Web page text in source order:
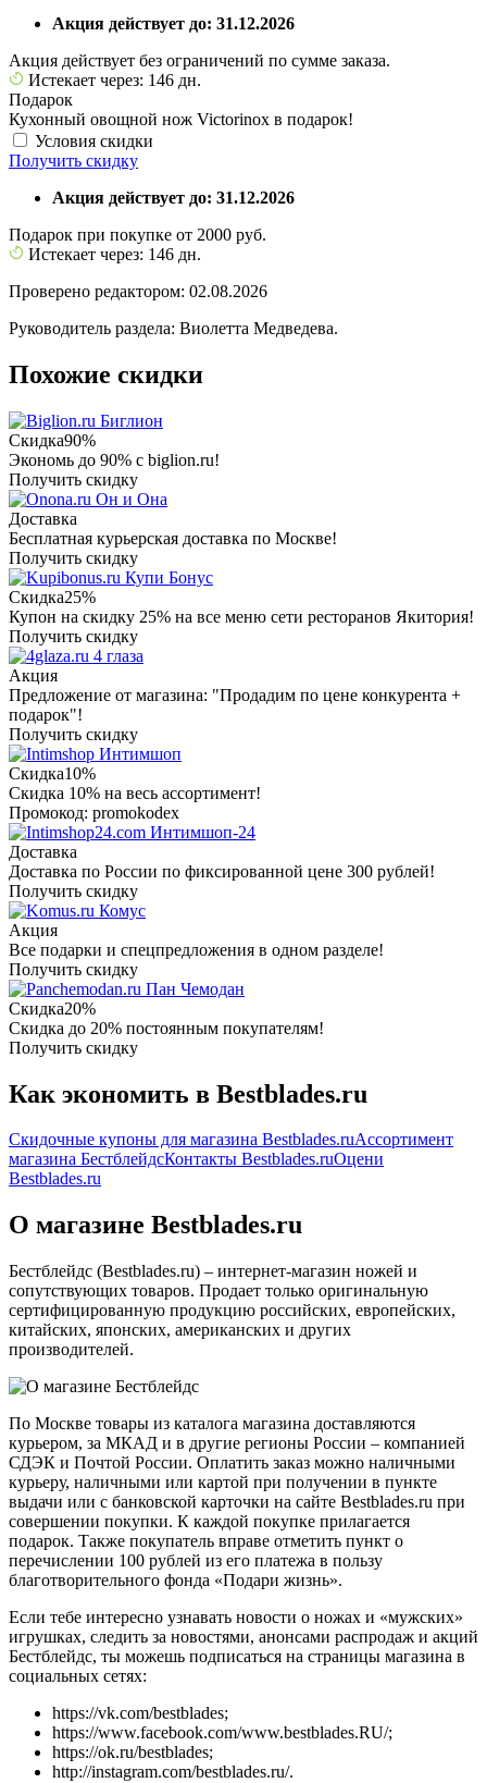
Акция действует до: 31.12.2026
Акция действует без ограничений по сумме заказа.
Истекает через: 146 дн.
Подарок
Кухонный овощной нож Victorinox в подарок!
Условия скидки
Получить скидку
Акция действует до: 31.12.2026
Подарок при покупке от 2000 руб.
Истекает через: 146 дн.
Проверено редактором: 02.08.2026
Руководитель раздела: Виолетта Медведева.
Похожие скидки
Биглион
Скидка90%
Экономь до 90% с biglion.ru!
Получить скидку
Он и Она
Доставка
Бесплатная курьерская доставка по Москве!
Получить скидку
Купи Бонус
Скидка25%
Купон на скидку 25% на все меню сети ресторанов Якитория!
Получить скидку
4 глаза
Акция
Предложение от магазина: "Продадим по цене конкурента +
подарок"!
Получить скидку
Интимшоп
Скидка10%
Скидка 10% на весь ассортимент!
Промокод: promokodex
Интимшоп-24
Доставка
Доставка по России по фиксированной цене 300 рублей!
Получить скидку
Комус
Акция
Все подарки и спецпредложения в одном разделе!
Получить скидку
Пан Чемодан
Скидка20%
Скидка до 20% постоянным покупателям!
Получить скидку
Как экономить в Bestblades.ru
Скидочные купоны для магазина Bestblades.ruАссортимент
магазина БестблейдсКонтакты Bestblades.ruОцени
Bestblades.ru
О магазине Bestblades.ru
Бестблейдс (Bestblades.ru) – интернет-магазин ножей и
сопутствующих товаров. Продает только оригинальную
сертифицированную продукцию российских, европейских,
китайских, японских, американских и других
производителей.
По Москве товары из каталога магазина доставляются
курьером, за МКАД и в другие регионы России – компанией
СДЭК и Почтой России. Оплатить заказ можно наличными
курьеру, наличными или картой при получении в пункте
выдачи или с банковской карточки на сайте Bestblades.ru при
совершении покупки. К каждой покупке прилагается
подарок. Также покупатель вправе отметить пункт о
перечислении 100 рублей из его платежа в пользу
благотворительного фонда «Подари жизнь».
Если тебе интересно узнавать новости о ножах и «мужских»
игрушках, следить за новостями, анонсами распродаж и акций
Бестблейдс, ты можешь подписаться на страницы магазина в
социальных сетях:
https://vk.com/bestblades;
https://www.facebook.com/www.bestblades.RU/;
https://ok.ru/bestblades;
http://instagram.com/bestblades.ru/.